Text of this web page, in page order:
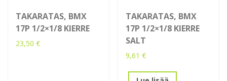
TAKARATAS, BMX
17P 1/2×1/8 KIERRE
23,50 €
TAKARATAS, BMX
17P 1/2×1/8 KIERRE
SALT
9,61€